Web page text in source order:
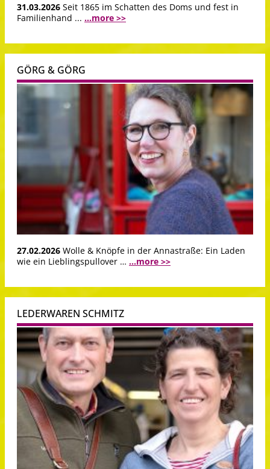
31.03.2026 Seit 1865 im Schatten des Doms und fest in
Familienhand ... ...more >>
GÖRG & GÖRG
27.02.2026 Wolle & Knöpfe in der Annastraße: Ein Laden
wie ein Lieblingspullover … ...more >>
LEDERWAREN SCHMITZ